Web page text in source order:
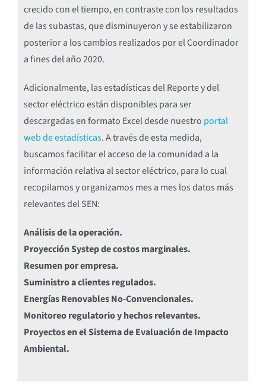
crecido con el tiempo, en contraste con los resultados
de las subastas, que disminuyeron y se estabilizaron
posterior a los cambios realizados por el Coordinador
a fines del año 2020.
Adicionalmente, las estadísticas del Reporte y del
sector eléctrico están disponibles para ser
descargadas en formato Excel desde nuestro portal
web de estadísticas. A través de esta medida,
buscamos facilitar el acceso de la comunidad a la
información relativa al sector eléctrico, para lo cual
recopilamos y organizamos mes a mes los datos más
relevantes del SEN:
Análisis de la operación.
Proyección Systep de costos marginales.
Resumen por empresa.
Suministro a clientes regulados.
Energías Renovables No-Convencionales.
Monitoreo regulatorio y hechos relevantes.
Proyectos en el Sistema de Evaluación de Impacto
Ambiental.